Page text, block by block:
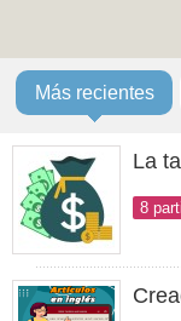
Más recientes
La
8